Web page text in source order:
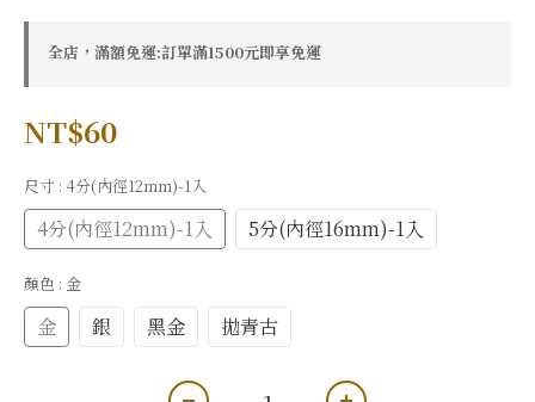
全店，滿額免運:訂單滿1500元即享免運
NT$60
尺寸 : 4分(內徑12mm)-1入
4分(內徑12mm)-1入 5分(內徑16mm)-1入
顏色 : 金
金 銀 黑金 拋青古